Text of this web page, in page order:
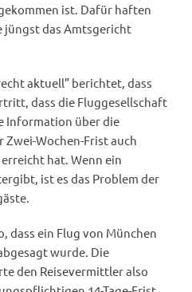
ist. Dafür haften
jüngst das Amtsgericht
aktuell” berichtet, dass
dass die Fluggesellschaft
Information über die
Wochen-Frist auch
hat. Wenn ein
ist es das Problem der
dass ein Flug von München
wurde. Die
den Reisevermittler also